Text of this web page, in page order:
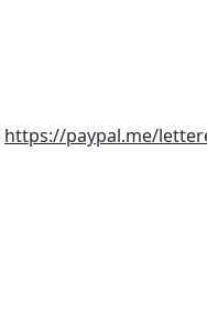
https://paypal.me/